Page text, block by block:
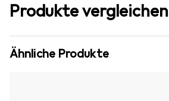
Produkte vergleichen
Ähnliche Produkte